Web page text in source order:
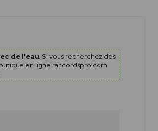
de l'eau . Si vous recherchez des
en ligne raccordspro.com